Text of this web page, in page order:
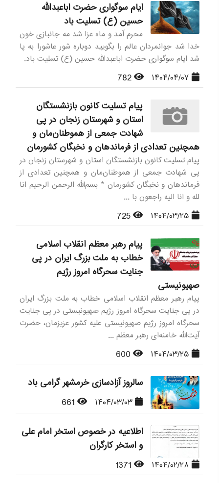
ایام سوگواری حضرت اباعبدالله
حسین (ع) تسلیت باد
محرم آمد و ماه عزا شد مه جانبازی خون
خدا شد جوانمردان عالم را بگویید دوباره شور عاشورا به پا
شد ایام سوگواری حضرت اباعبدالله حسین (ع) تسلیت باد.
پیام تسلیت کانون بازنشستگان
استان و شهرستان زنجان در پی
شهادت جمعی از هموطنان‌مان و
همچنین تعدادی از فرماندهان و نخبگان کشورمان
پیام تسلیت کانون بازنشستگان استان و شهرستان زنجان در
پی شهادت جمعی از هموطنان‌مان و همچنین تعدادی از
فرماندهان و نخبگان کشورمان * بسم‌الله الرحمن الرحیم انا
لله و انا الیه راجعون با ...
پیام رهبر معظم انقلاب اسلامی
خطاب به ملت بزرگ ایران در پی
جنایت سحرگاه امروز رژیم
صهیونیستی
پیام رهبر معظم انقلاب اسلامی خطاب به ملت بزرگ ایران
در پی جنایت سحرگاه امروز رژیم صهیونیستی در پی جنایت
سحرگاه امروز رژیم صهیونیستی علیه کشور عزیزمان، حضرت
آیت‌الله خامنه‌ای رهبر معظم ...
سالروز آزادسازی خرمشهر گرامی باد
اطلاعیه در خصوص استخر امام علی
و استخر کارگران